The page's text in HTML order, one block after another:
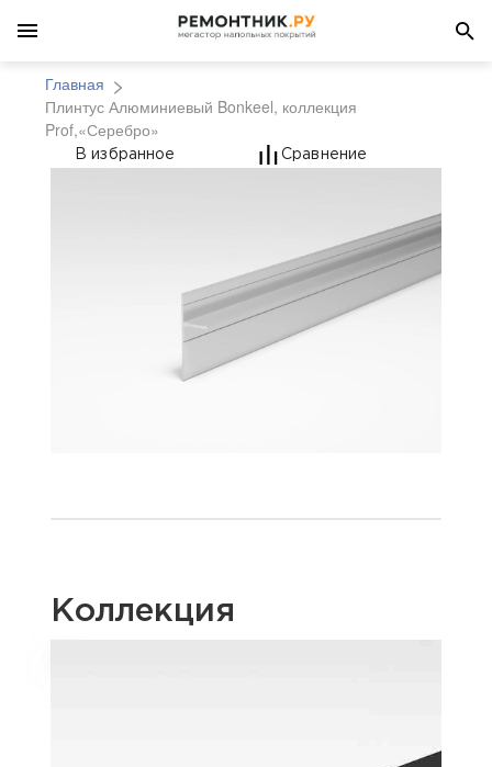
Главная
Плинтус Алюминиевый Bonkeel, коллекция
Prof,«Серебро»
Плинтус
В избранное Сравнение
Коллекция